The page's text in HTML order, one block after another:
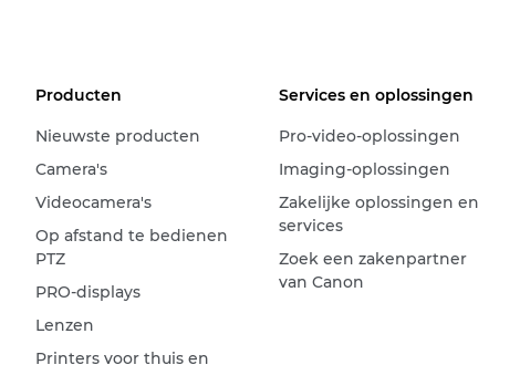
Producten
Nieuwste producten
Camera's
Videocamera's
Op afstand te bedienen
PTZ
PRO-displays
Lenzen
Printers voor thuis en
Services en oplossingen
Pro-video-oplossingen
Imaging-oplossingen
Zakelijke oplossingen en
services
Zoek een zakenpartner
van Canon